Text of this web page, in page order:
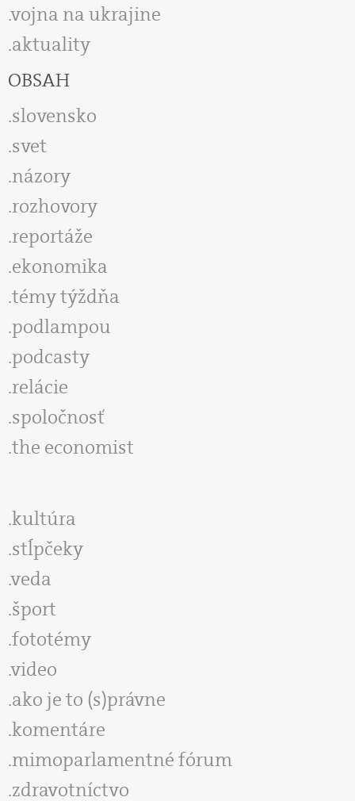
vojna na ukrajine
aktuality
OBSAH
slovensko
svet
názory
rozhovory
reportáže
ekonomika
témy týždňa
podlampou
podcasty
relácie
spoločnosť
the economist
kultúra
stĺpčeky
veda
šport
fototémy
video
ako je to (s)právne
komentáre
mimoparlamentné fórum
zdravotníctvo